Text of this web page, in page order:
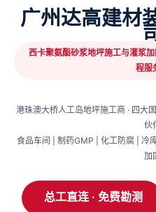
广州达高建材
西卡聚氨酯砂浆地坪施工与灌浆加
程服
港珠澳大桥人工岛地坪施工商 · 四大
伙
食品车间 | 制药GMP | 化工防腐 | 冷
加
总工直连 · 免费勘测